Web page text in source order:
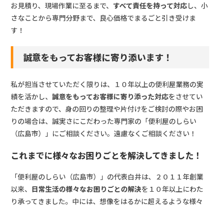
お見積り、現場作業に至るまで、 すべて責任を持って対応し、小
さなことから専門分野まで、良心価格でまるごと引き受けま
す！
誠意をもってお客様に寄り添います！
私が担当させていただく限りは、１０年以上の便利屋業務の実
績を活かし、誠意をもってお客様に寄り添った対応をさせてい
ただきますので、身の回りの整理や片付けをご検討の際やお困
りの場合は、誠実さにこだわった専門家の「便利屋のしらい
（広島市）」にご相談ください。遠慮なくご相談ください！
これまでに様々なお困りごとを解決してきました！
「便利屋のしらい（広島市）」の代表白井は、２０１１年創業
以来、 日常生活の様々なお困りごとの解決を１０年以上にわた
り承ってきました。中には、想像をはるかに超えるような様々